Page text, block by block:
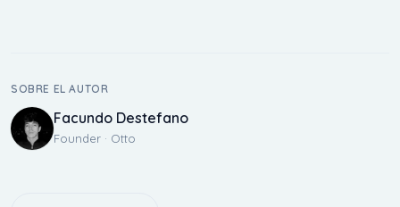
SOBRE EL AUTOR
Facundo Destefano
Founder · Otto